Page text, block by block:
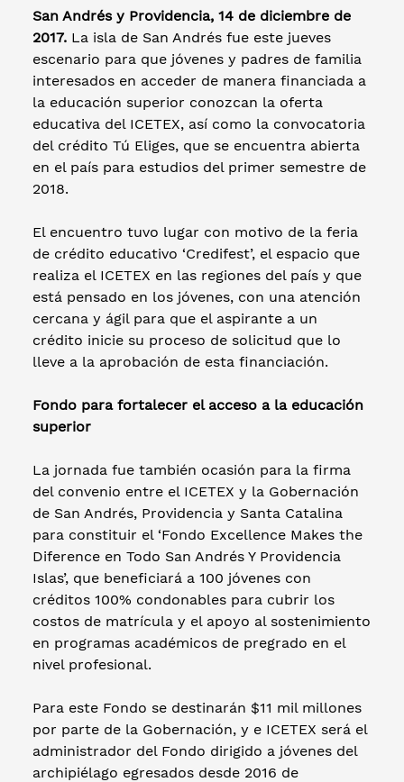
San Andrés y Providencia, 14 de diciembre de
2017. La isla de San Andrés fue este jueves
escenario para que jóvenes y padres de familia
interesados en acceder de manera financiada a
la educación superior conozcan la oferta
educativa del ICETEX, así como la convocatoria
del crédito Tú Eliges, que se encuentra abierta
en el país para estudios del primer semestre de
2018.
El encuentro tuvo lugar con motivo de la feria
de crédito educativo ‘Credifest’, el espacio que
realiza el ICETEX en las regiones del país y que
está pensado en los jóvenes, con una atención
cercana y ágil para que el aspirante a un
crédito inicie su proceso de solicitud que lo
lleve a la aprobación de esta financiación.
Fondo para fortalecer el acceso a la educación
superior
La jornada fue también ocasión para la firma
del convenio entre el ICETEX y la Gobernación
de San Andrés, Providencia y Santa Catalina
para constituir el ‘Fondo Excellence Makes the
Diference en Todo San Andrés Y Providencia
Islas’, que beneficiará a 100 jóvenes con
créditos 100% condonables para cubrir los
costos de matrícula y el apoyo al sostenimiento
en programas académicos de pregrado en el
nivel profesional.
Para este Fondo se destinarán $11 mil millones
por parte de la Gobernación, y e ICETEX será el
administrador del Fondo dirigido a jóvenes del
archipiélago egresados desde 2016 de